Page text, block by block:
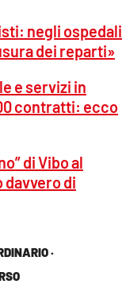
·
negli ospedali
dei reparti»
e servizi in
contratti: ecco
di Vibo al
di